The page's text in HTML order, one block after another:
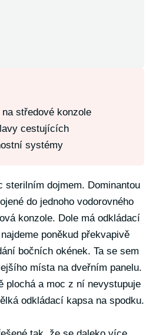
středové konzole
cestujících
systémy
sterilním dojmem. Dominantou
do jednoho vodorovného
konzole. Dole má odkládací
poněkud překvapivě
bočních okének. Ta se sem
místa na dveřním panelu.
plochá a moc z ní nevystupuje
odkládací kapsa na spodku.